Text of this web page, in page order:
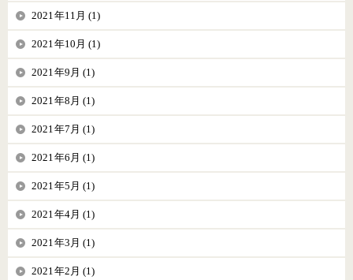
2021年11月 (1)
2021年10月 (1)
2021年9月 (1)
2021年8月 (1)
2021年7月 (1)
2021年6月 (1)
2021年5月 (1)
2021年4月 (1)
2021年3月 (1)
2021年2月 (1)